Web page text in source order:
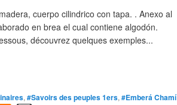
cuerpo cilindrico con tapa. . Anexo al
en brea el cual contiene algodón.
découvrez quelques exemples...
, #Savoirs des peuples 1ers, #Emberá Chamí